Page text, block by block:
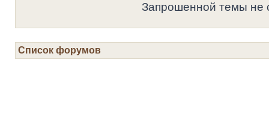
Запрошенной темы не
Список форумов